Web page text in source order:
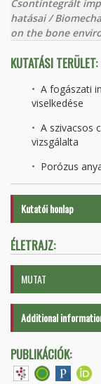
Csontintegrált
hatásai /
on the bone
KUTATÁSI TERÜLET:
A fogászati
viselkedése
A szivacsos
vizsgálalta
Porózus
Kutatói honlap
ÉLETRAJZ:
MUTAT
Additional
PUBLIKÁCIÓK: